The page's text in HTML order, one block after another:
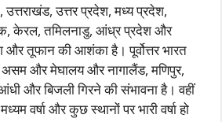
उत्तराखंड, उत्तर प्रदेश, मध्य प्रदेश,
केरल, तमिलनाडु, आंध्र प्रदेश और
और तूफान की आशंका है। पूर्वोत्तर भारत
और मेघालय और नागालैंड, मणिपुर,
और बिजली गिरने की संभावना है। वहीं
वर्षा और कुछ स्थानों पर भारी वर्षा हो